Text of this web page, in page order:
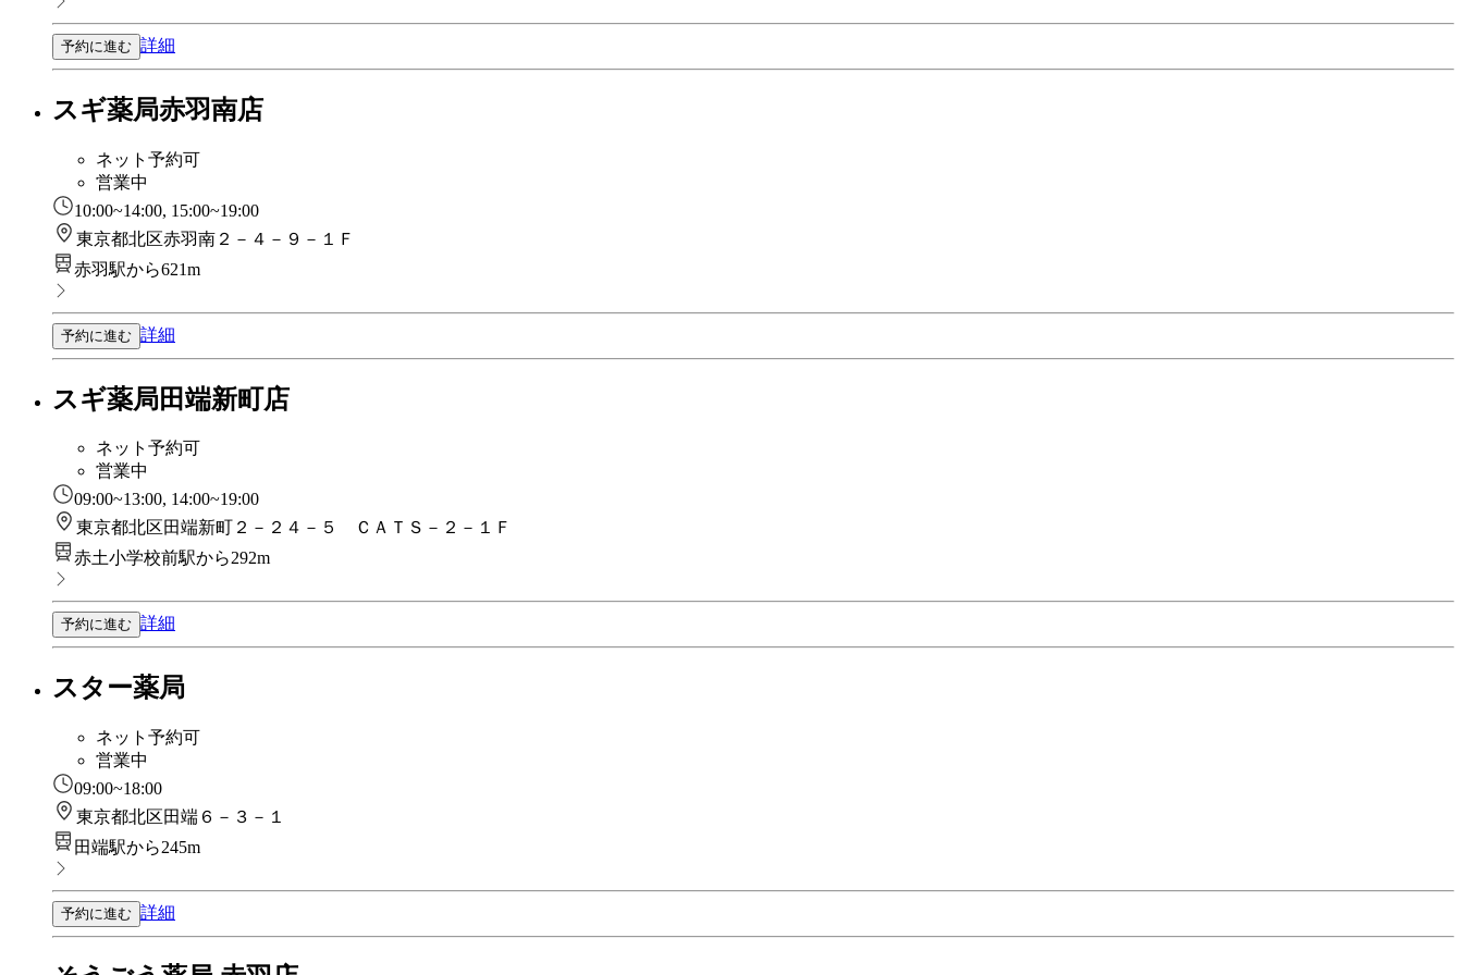
予約に進む 詳細
スギ薬局赤羽南店
ネット予約可
営業中
10:00~14:00, 15:00~19:00
東京都北区赤羽南２－４－９－１Ｆ
赤羽駅から621m
予約に進む 詳細
スギ薬局田端新町店
ネット予約可
営業中
09:00~13:00, 14:00~19:00
東京都北区田端新町２－２４－５ ＣＡＴＳ－２－１Ｆ
赤土小学校前駅から292m
予約に進む 詳細
スター薬局
ネット予約可
営業中
09:00~18:00
東京都北区田端６－３－１
田端駅から245m
予約に進む 詳細